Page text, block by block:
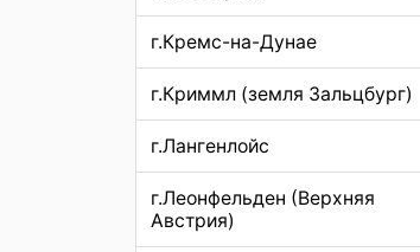
г.Кремс-на-Дунае
г.Криммл (земля Зальцбург)
г.Лангенлойс
г.Леонфельден (Верхняя
Австрия)